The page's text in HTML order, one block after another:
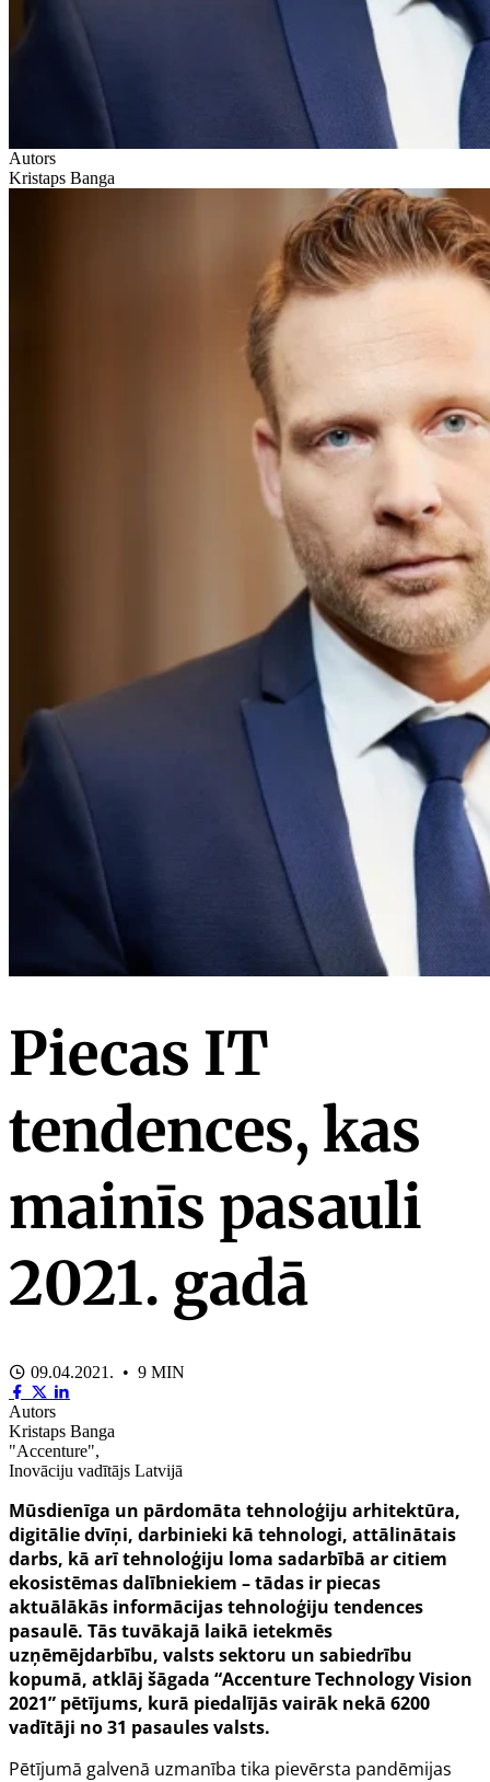
Autors
Kristaps Banga
Piecas IT
tendences, kas
mainīs pasauli
2021. gadā
09.04.2021. • 9 MIN
Autors
Kristaps Banga
"Accenture",
Inovāciju vadītājs Latvijā
Mūsdienīga un pārdomāta tehnoloģiju arhitektūra,
digitālie dvīņi, darbinieki kā tehnologi, attālinātais
darbs, kā arī tehnoloģiju loma sadarbībā ar citiem
ekosistēmas dalībniekiem – tādas ir piecas
aktuālākās informācijas tehnoloģiju tendences
pasaulē. Tās tuvākajā laikā ietekmēs
uzņēmējdarbību, valsts sektoru un sabiedrību
kopumā, atklāj šāgada “Accenture Technology Vision
2021” pētījums, kurā piedalījāsvairāk nekā 6200
vadītāji no 31 pasaules valsts.
Pētījumā galvenā uzmanība tika pievērsta pandēmijas